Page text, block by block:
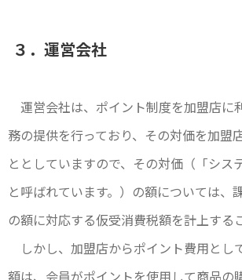
３．運営会社
運営会社は、ポイント制度を加盟店に
務の提供を行っており、その対価を加盟
ととしていますので、その対価（「シス
と呼ばれています。）の額については、
の額に対応する仮受消費税額を計上する
しかし、加盟店からポイント費用とし
額は、会員がポイントを使用して商品の